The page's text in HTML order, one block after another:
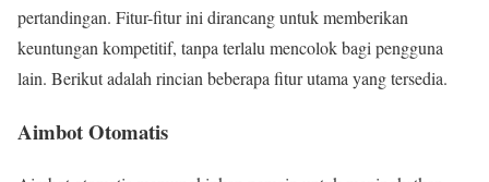
pertandingan. Fitur-fitur ini dirancang untuk memberikan
keuntungan kompetitif, tanpa terlalu mencolok bagi pengguna
lain. Berikut adalah rincian beberapa fitur utama yang tersedia.
Aimbot Otomatis